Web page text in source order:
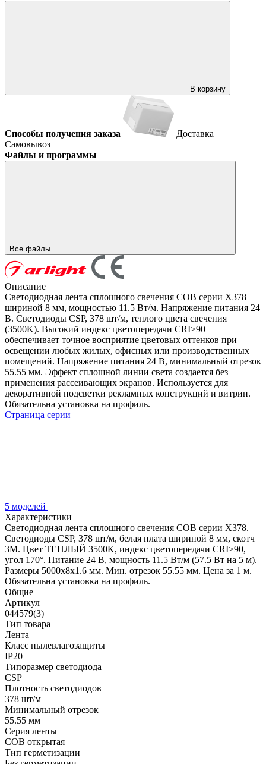
В корзину
Способы получения заказа
Доставка
Самовывоз
Файлы и программы
Все файлы
Описание
Светодиодная лента сплошного свечения COB серии X378
шириной 8 мм, мощностью 11.5 Вт/м. Напряжение питания 24
В. Светодиоды CSP, 378 шт/м, теплого цвета свечения
(3500K). Высокий индекс цветопередачи CRI>90
обеспечивает точное восприятие цветовых оттенков при
освещении любых жилых, офисных или производственных
помещений. Напряжение питания 24 В, минимальный отрезок
55.55 мм. Эффект сплошной линии света создается без
применения рассеивающих экранов. Используется для
декоративной подсветки рекламных конструкций и витрин.
Обязательна установка на профиль.
Страница серии
5 моделей
Характеристики
Светодиодная лента сплошного свечения COB серии X378.
Светодиоды CSP, 378 шт/м, белая плата шириной 8 мм, скотч
3M. Цвет ТЕПЛЫЙ 3500K, индекс цветопередачи CRI>90,
угол 170°. Питание 24 В, мощность 11.5 Вт/м (57.5 Вт на 5 м).
Размеры 5000x8x1.6 мм. Мин. отрезок 55.55 мм. Цена за 1 м.
Обязательна установка на профиль.
Общие
Артикул
044579(3)
Тип товара
Лента
Класс пылевлагозащиты
IP20
Типоразмер светодиода
CSP
Плотность светодиодов
378 шт/м
Минимальный отрезок
55.55 мм
Серия ленты
COB открытая
Тип герметизации